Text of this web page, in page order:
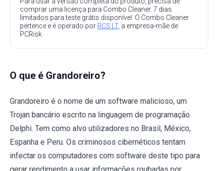
comprar uma licença para Combo Cleaner. 7 dias
limitados para teste grátis disponível. O Combo Cleaner
pertence e é operado por RCS LT, a empresa-mãe de
PCRisk.
O que é Grandoreiro?
Grandoreiro é o nome de um software malicioso, um
Trojan bancário escrito na linguagem de programação
Delphi. Tem como alvo utilizadores no Brasil, México,
Espanha e Peru. Os criminosos cibernéticos tentam
infectar os computadores com software deste tipo para